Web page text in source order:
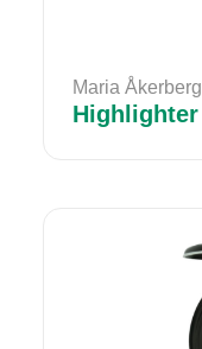
Maria Åkerberg
Highlighter